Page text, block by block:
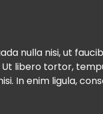
nulla nisi, ut
libero tortor,
In enim ligula,